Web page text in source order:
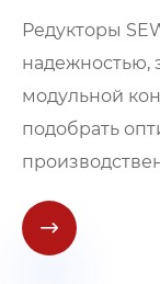
Редукторы
надежностью,
модульной
подобрать
